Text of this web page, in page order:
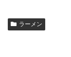
ラーメン